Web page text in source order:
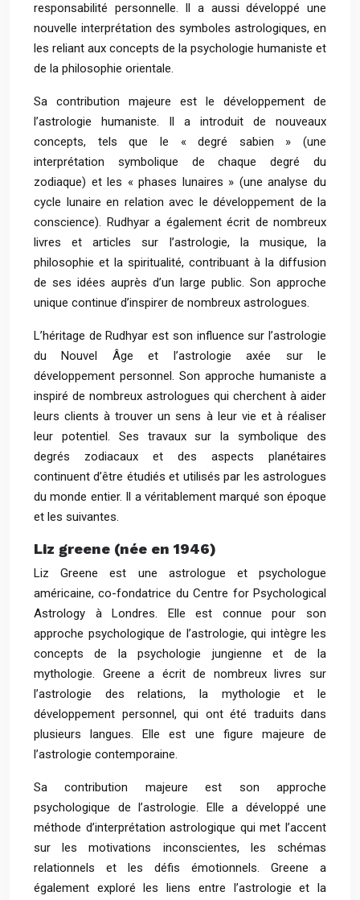
responsabilité personnelle. Il a aussi développé une
nouvelle interprétation des symboles astrologiques, en
les reliant aux concepts de la psychologie humaniste et
de la philosophie orientale.
Sa contribution majeure est le développement de
l’astrologie humaniste. Il a introduit de nouveaux
concepts, tels que le « degré sabien » (une
interprétation symbolique de chaque degré du
zodiaque) et les « phases lunaires » (une analyse du
cycle lunaire en relation avec le développement de la
conscience). Rudhyar a également écrit de nombreux
livres et articles sur l’astrologie, la musique, la
philosophie et la spiritualité, contribuant à la diffusion
de ses idées auprès d’un large public. Son approche
unique continue d’inspirer de nombreux astrologues.
L’héritage de Rudhyar est son influence sur l’astrologie
du Nouvel Âge et l’astrologie axée sur le
développement personnel. Son approche humaniste a
inspiré de nombreux astrologues qui cherchent à aider
leurs clients à trouver un sens à leur vie et à réaliser
leur potentiel. Ses travaux sur la symbolique des
degrés zodiacaux et des aspects planétaires
continuent d’être étudiés et utilisés par les astrologues
du monde entier. Il a véritablement marqué son époque
et les suivantes.
Liz greene (née en 1946)
Liz Greene est une astrologue et psychologue
américaine, co-fondatrice du Centre for Psychological
Astrology à Londres. Elle est connue pour son
approche psychologique de l’astrologie, qui intègre les
concepts de la psychologie jungienne et de la
mythologie. Greene a écrit de nombreux livres sur
l’astrologie des relations, la mythologie et le
développement personnel, qui ont été traduits dans
plusieurs langues. Elle est une figure majeure de
l’astrologie contemporaine.
Sa contribution majeure est son approche
psychologique de l’astrologie. Elle a développé une
méthode d’interprétation astrologique qui met l’accent
sur les motivations inconscientes, les schémas
relationnels et les défis émotionnels. Greene a
également exploré les liens entre l’astrologie et la